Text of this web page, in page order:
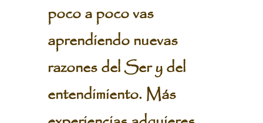
poco a poco vas
aprendiendo nuevas
razones del Ser y del
entendimiento. Más